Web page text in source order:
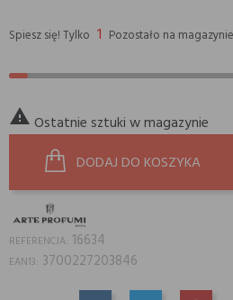
Spiesz się! Tylko 1 Pozostało na
 Ostatnie sztuki w magazynie
DODAJ DO KOSZYKA
REFERENCJA: 16634
EAN13: 3700227203846